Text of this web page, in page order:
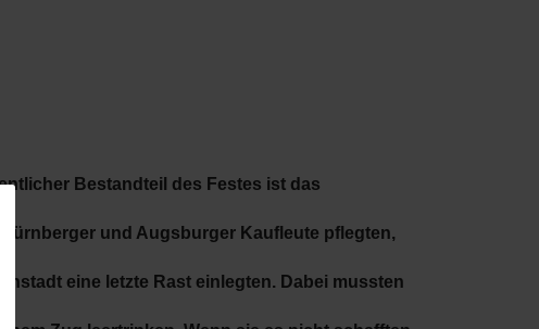
Bestandteil des Festes ist das
und Augsburger Kaufleute pflegten,
eine letzte Rast einlegten. Dabei mussten